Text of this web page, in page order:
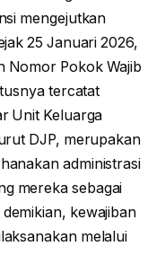
mengejutkan
25 Januari 2026,
Nomor Pokok Wajib
tercatat
Unit Keluarga
DJP, merupakan
administrasi
mereka sebagai
kewajiban
melalui